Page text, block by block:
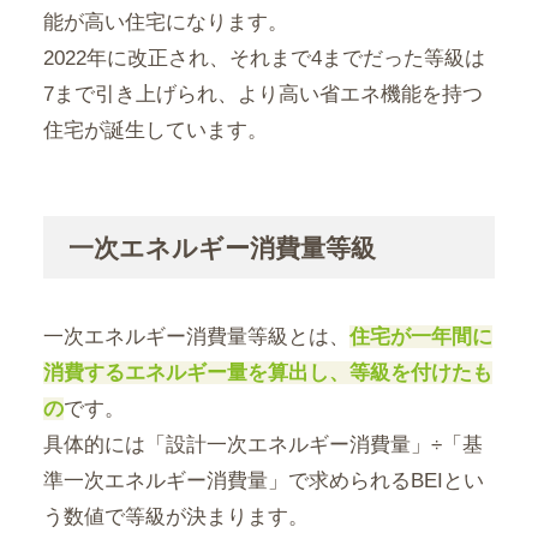
能が高い住宅になります。
2022年に改正され、それまで4までだった等級は
7まで引き上げられ、より高い省エネ機能を持つ
住宅が誕生しています。
一次エネルギー消費量等級
一次エネルギー消費量等級とは、 住宅が一年間に
消費するエネルギー量を算出し、等級を付けたも
のです。
具体的には「設計一次エネルギー消費量」÷「基
準一次エネルギー消費量」で求められるBEIとい
う数値で等級が決まります。